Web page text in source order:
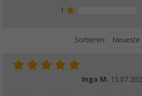
1
Sortieren: Neueste
Ingo M.